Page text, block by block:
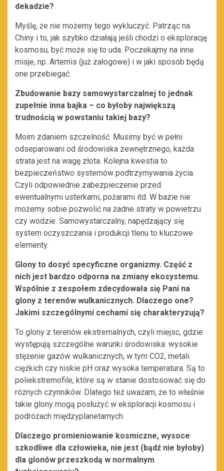
dekadzie?
Myślę, że nie możemy tego wykluczyć. Patrząc na
Chiny i to, jak szybko działają jeśli chodzi o eksplorację
kosmosu, być może się to uda. Poczekajmy na inne
misje, np. Artemis (już załogowe) i w jaki sposób będą
one przebiegać.
Zbudowanie bazy samowystarczalnej to jednak
zupełnie inna bajka – co byłoby największą
trudnością w powstaniu takiej bazy?
Moim zdaniem szczelność. Musimy być w pełni
odseparowani od środowiska zewnętrznego, każda
strata jest na wagę złota. Kolejna kwestia to
bezpieczeństwo systemów podtrzymywania życia.
Czyli odpowiednie zabezpieczenie przed
ewentualnymi usterkami, pożarami itd. W bazie nie
możemy sobie pozwolić na żadne straty w powietrzu
czy wodzie. Samowystarczalny, napędzający się
system oczyszczania i produkcji tlenu to kluczowe
elementy.
Glony to dosyć specyficzne organizmy. Część z
nich jest bardzo odporna na zmiany ekosystemu.
Wspólnie z zespołem zdecydowała się Pani na
glony z terenów wulkanicznych. Dlaczego one?
Jakimi szczególnymi cechami się charakteryzują?
To glony z terenów ekstremalnych, czyli miejsc, gdzie
występują szczególne warunki środowiska: wysokie
stężenie gazów wulkanicznych, w tym CO2, metali
ciężkich czy niskie pH oraz wysoka temperatura. Są to
poliekstremofile, które są w stanie dostosować się do
różnych czynników. Dlatego też uważam, że to właśnie
takie glony mogą posłużyć w eksploracji kosmosu i
podróżach międzyplanetarnych.
Dlaczego promieniowanie kosmiczne, wysoce
szkodliwe dla człowieka, nie jest (bądź nie byłoby)
dla glonów przeszkodą w normalnym